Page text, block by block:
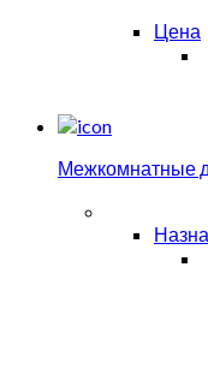
Цена
Межкомнатные